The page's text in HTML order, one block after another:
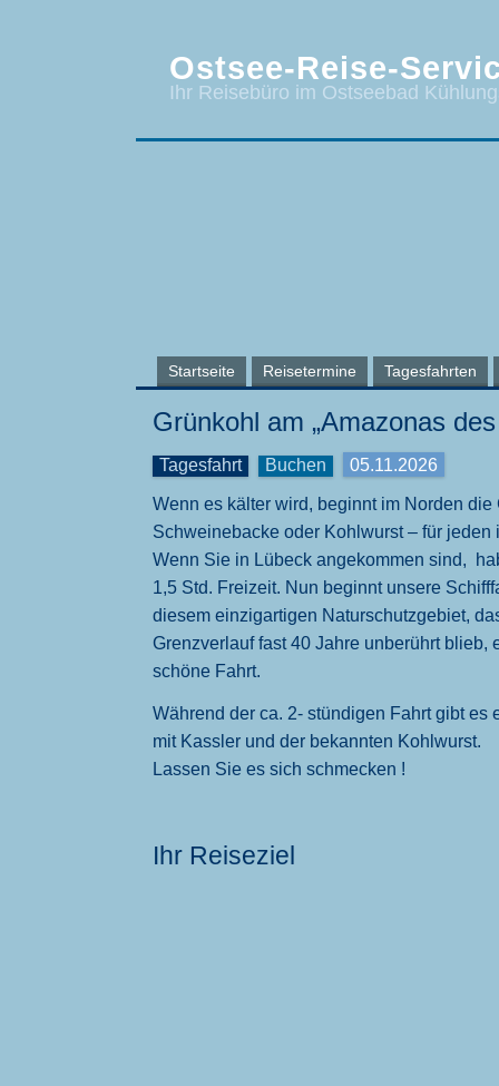
Ostsee-Reise-
Ihr Reisebüro im Ostseebad
Startseite Reisetermine Tagesfahrten
Grünkohl am „Amazonas
Tagesfahrt Buchen
05.11.2026
Wenn es kälter wird, beginnt im Norden
Schweinebacke oder Kohlwurst – für jeden
Wenn Sie in Lübeck angekommen sind,
1,5 Std. Freizeit. Nun beginnt unsere
diesem einzigartigen Naturschutzgebiet,
Grenzverlauf fast 40 Jahre unberührt blieb,
schöne Fahrt.
Während der ca. 2- stündigen Fahrt gibt es
mit Kassler und der bekannten Kohlwurst.
Lassen Sie es sich schmecken !
Ihr Reiseziel